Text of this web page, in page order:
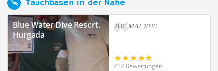
Tauchbasen in der Nähe
Blue Water Dive Resort,
Hurgada
IDC MAI 2026
212 Bewertungen